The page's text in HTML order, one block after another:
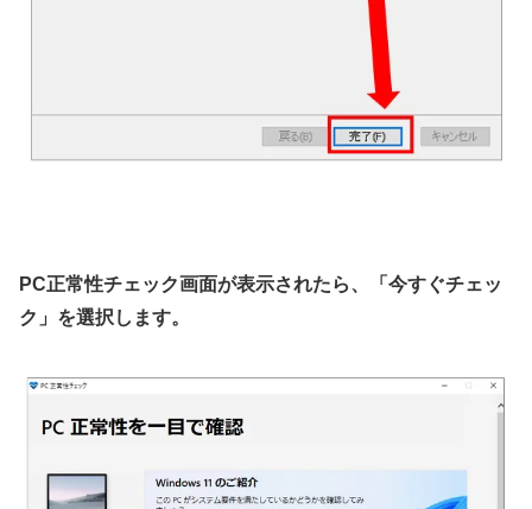
PC正常性チェック画面が表示されたら、「今すぐチェッ
ク」を選択します。